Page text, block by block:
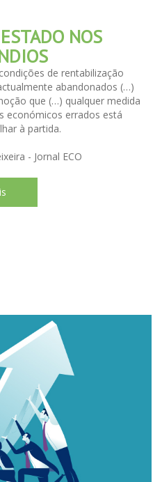
NOS
de rentabilização
abandonados (…)
que (…) qualquer medida
económicos errados está
à partida.
- Jornal ECO